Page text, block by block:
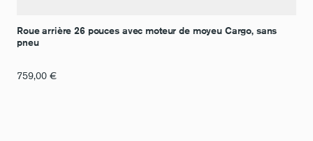
Roue arrière 26 pouces avec moteur de moyeu Cargo, sans
pneu
759,00 €